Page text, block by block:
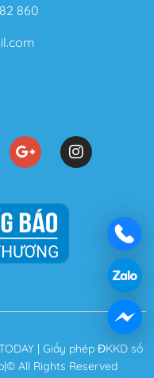
860
| Giấy phép ĐKKD số
All Rights Reserved